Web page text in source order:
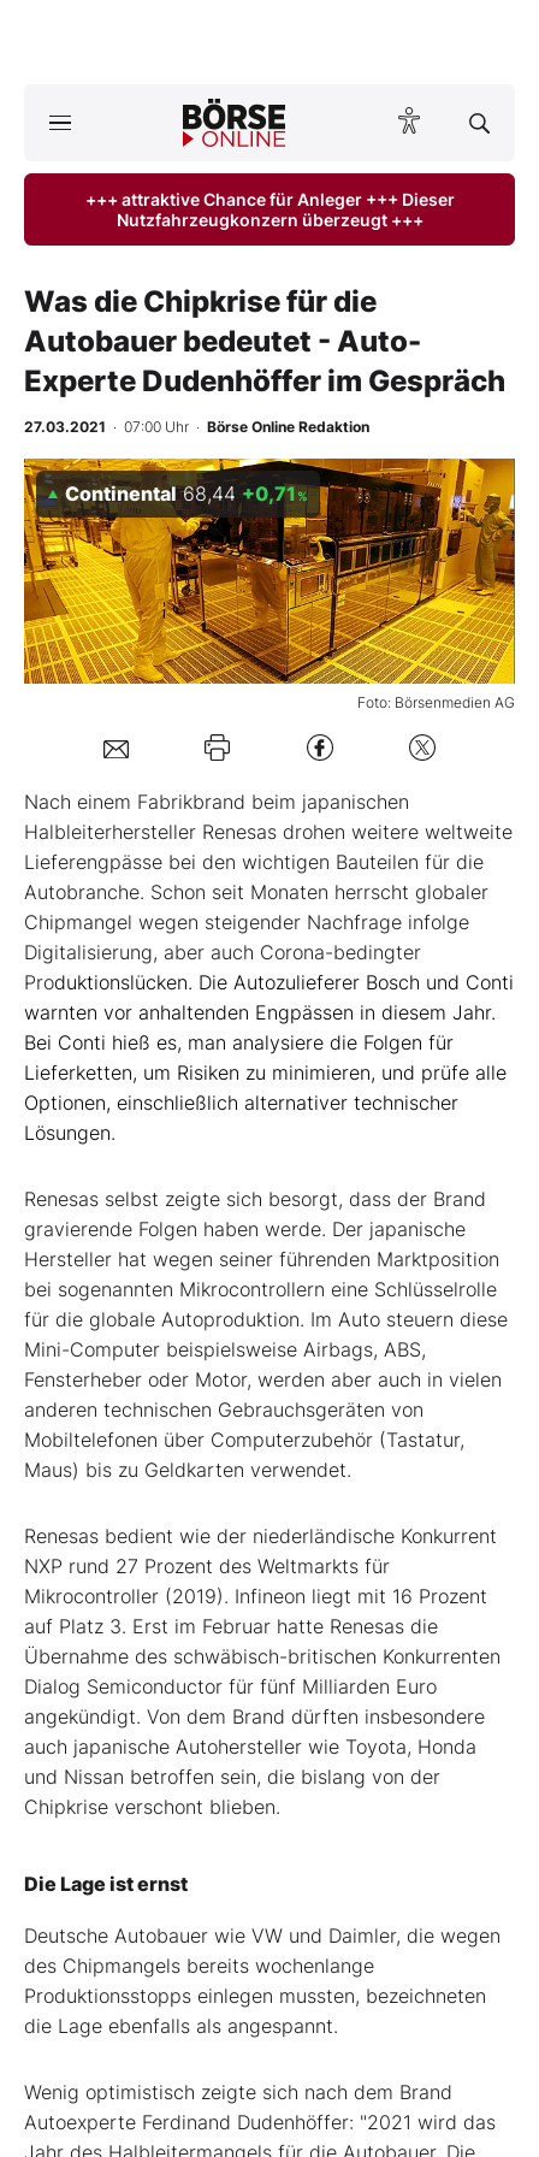
Anlageprodukte
Finanz-Check
Abo & Shop
BO-Musterdepots
Experten
Mein B:O
Mein Konto
Folgen Sie uns
+++ attraktive Chance für Anleger +++ Dieser
Nutzfahrzeugkonzern überzeugt +++
Was die Chipkrise für die
Autobauer bedeutet - Auto-
Experte Dudenhöffer im Gespräch
27.03.2021 · 07:00 Uhr · Börse Online Redaktion
Foto: Börsenmedien AG
Continental 68,44 +0,71 %
Nach einem Fabrikbrand beim japanischen
Halbleiterhersteller Renesas drohen weitere weltweite
Lieferengpässe bei den wichtigen Bauteilen für die
Autobranche. Schon seit Monaten herrscht globaler
Chipmangel wegen steigender Nachfrage infolge
Digitalisierung, aber auch Corona-bedingter
Produktionslücken. Die Autozulieferer Bosch und Conti
warnten vor anhaltenden Engpässen in diesem Jahr.
Bei Conti hieß es, man analysiere die Folgen für
Lieferketten, um Risiken zu minimieren, und prüfe alle
Optionen, einschließlich alternativer technischer
Lösungen.
Renesas selbst zeigte sich besorgt, dass der Brand
gravierende Folgen haben werde. Der japanische
Hersteller hat wegen seiner führenden Marktposition
bei sogenannten Mikrocontrollern eine Schlüsselrolle
für die globale Autoproduktion. Im Auto steuern diese
Mini-Computer beispielsweise Airbags, ABS,
Fensterheber oder Motor, werden aber auch in vielen
anderen technischen Gebrauchsgeräten von
Mobiltelefonen über Computerzubehör (Tastatur,
Maus) bis zu Geldkarten verwendet.
Renesas bedient wie der niederländische Konkurrent
NXP rund 27 Prozent des Weltmarkts für
Mikrocontroller (2019). Infineon liegt mit 16 Prozent
auf Platz 3. Erst im Februar hatte Renesas die
Übernahme des schwäbisch-britischen Konkurrenten
Dialog Semiconductor für fünf Milliarden Euro
angekündigt. Von dem Brand dürften insbesondere
auch japanische Autohersteller wie Toyota, Honda
und Nissan betroffen sein, die bislang von der
Chipkrise verschont blieben.
Die Lage ist ernst
Deutsche Autobauer wie VW und Daimler, die wegen
des Chipmangels bereits wochenlange
Produktionsstopps einlegen mussten, bezeichneten
die Lage ebenfalls als angespannt.
Wenig optimistisch zeigte sich nach dem Brand
Autoexperte Ferdinand Dudenhöffer: "2021 wird das